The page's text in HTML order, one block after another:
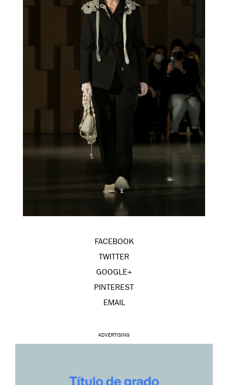
FACEBOOK
TWITTER
GOOGLE+
PINTEREST
EMAIL
ADVERTISING